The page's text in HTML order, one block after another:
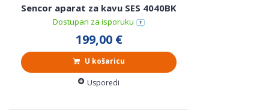
Sencor aparat za kavu SES 4040BK
Dostupan za isporuku
199,00 €
U košaricu
Usporedi